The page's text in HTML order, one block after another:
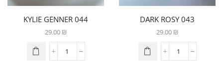
043 DARK ROSY
29.00 ₪
044 KYLIE GENNER
29.00 ₪